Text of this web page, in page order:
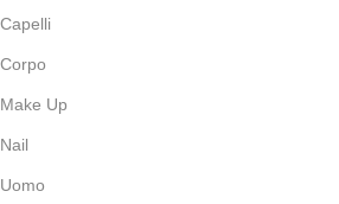
Capelli
Corpo
Make Up
Nail
Uomo